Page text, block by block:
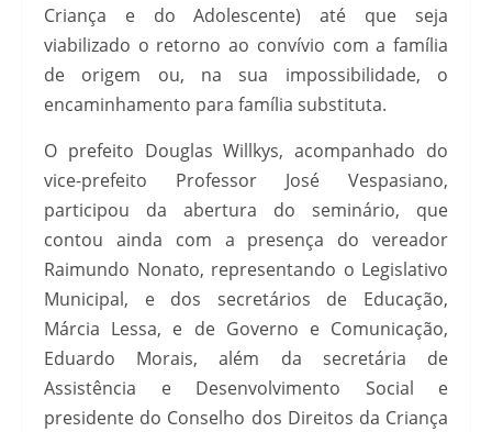
Criança e do Adolescente) até que seja
viabilizado o retorno ao convívio com a família
de origem ou, na sua impossibilidade, o
encaminhamento para família substituta.
O prefeito Douglas Willkys, acompanhado do
vice-prefeito Professor José Vespasiano,
participou da abertura do seminário, que
contou ainda com a presença do vereador
Raimundo Nonato, representando o Legislativo
Municipal, e dos secretários de Educação,
Márcia Lessa, e de Governo e Comunicação,
Eduardo Morais, além da secretária de
Assistência e Desenvolvimento Social e
presidente do Conselho dos Direitos da Criança